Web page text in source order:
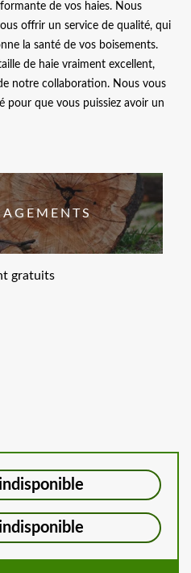
de vos haies. Nous
offrir un service de qualité, qui
la santé de vos boisements.
de haie vraiment excellent,
notre collaboration. Nous vous
pour que vous puissiez avoir un
gratuits
indisponible
indisponible